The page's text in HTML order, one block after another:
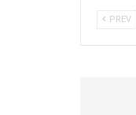
PREV